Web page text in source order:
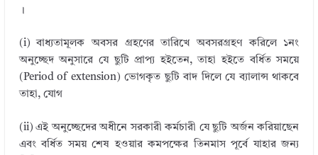
।
(i) বাধ্যতামূলক অবসর গ্রহণের তারিখে অবসরগ্রহণ করিলে ১নং
অনুচ্ছেদ অনুসারে যে ছুটি প্রাপ্য হইতেন, তাহা হইতে বর্ধিত সময়ে
(Period of extension) ভোগকৃত ছুটি বাদ দিলে যে ব্যালান্স থাকবে
তাহা, যোগ
(ii) এই অনুচ্ছেদের অধীনে সরকারী কর্মচারী যে ছুটি অর্জন করিয়াছেন
এবং বর্ধিত সময় শেষ হওয়ার কমপক্ষের তিনমাস পূর্বে যাহার জন্য